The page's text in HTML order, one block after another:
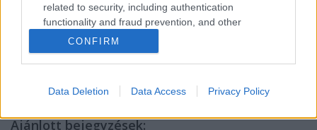
related to security, including authentication
functionality and fraud prevention, and other
user protection.
CONFIRM
Data Deletion Data Access Privacy Policy
Ajánlott bejegyzések: